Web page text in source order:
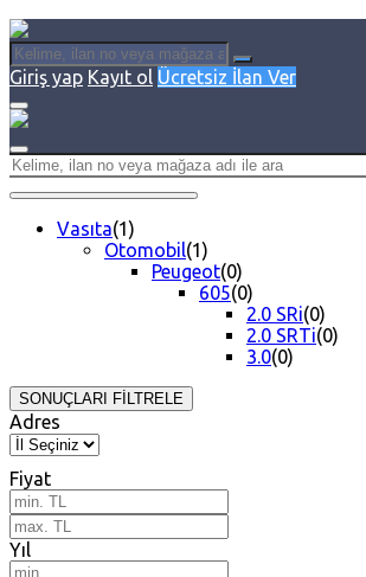
Giriş yap Kayıt ol Ücretsiz İlan Ver
Vasıta(1)
Otomobil(1)
Peugeot(0)
605(0)
2.0 SRi(0)
2.0 SRTi(0)
3.0(0)
SONUÇLARI FİLTRELE
Adres
Fiyat
Yıl